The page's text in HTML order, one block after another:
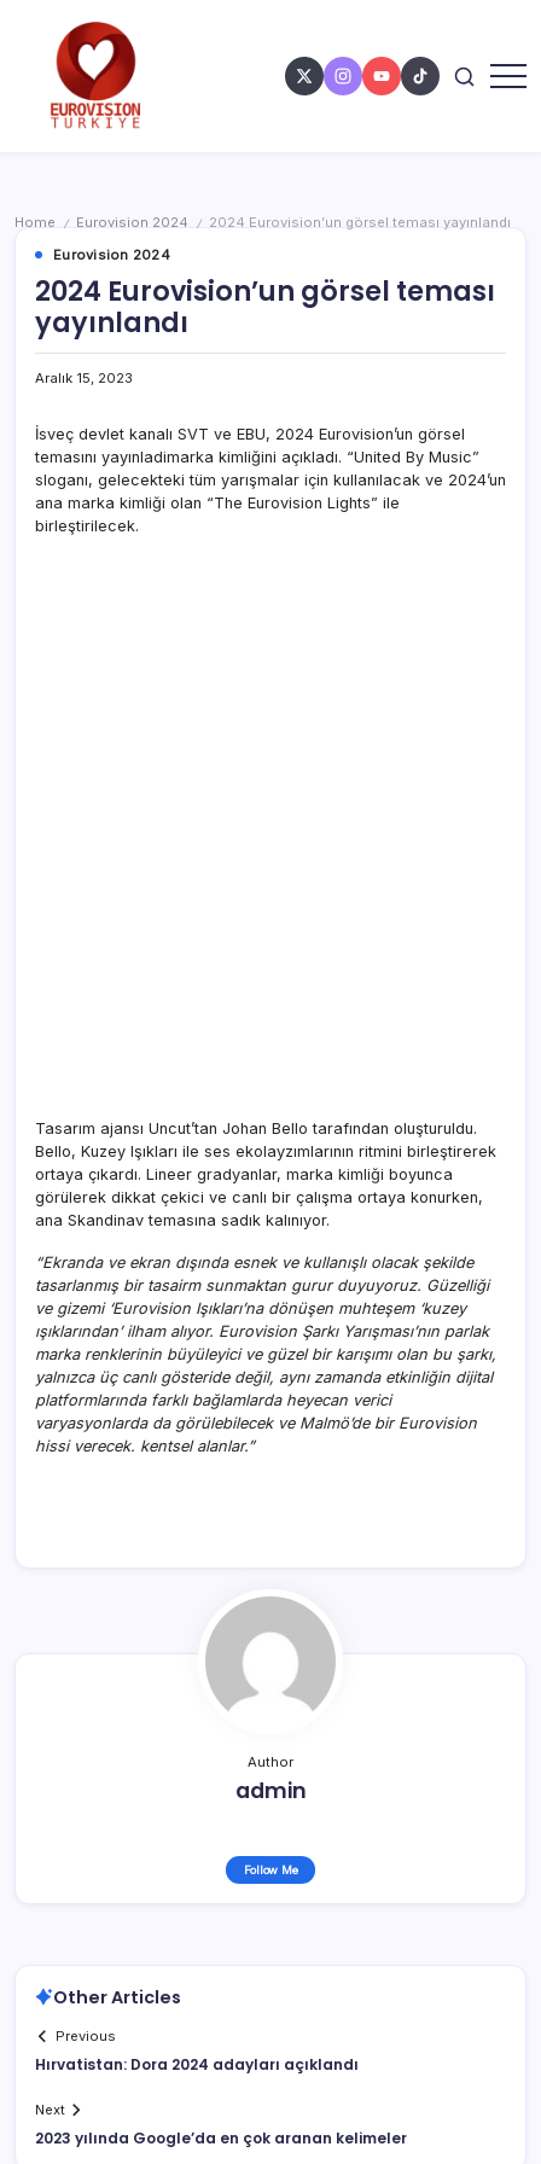
Home / Eurovision 2024 /
2024 Eurovision’un görsel teması yayınlandı
Eurovision 2024
2024 Eurovision’un görsel teması
yayınlandı
Aralık 15, 2023
İsveç devlet kanalı SVT ve EBU, 2024 Eurovision’un görsel
temasını yayınladimarka kimliğini açıkladı. “United By Music”
sloganı, gelecekteki tüm yarışmalar için kullanılacak ve 2024’un
ana marka kimliği olan “The Eurovision Lights” ile
birleştirilecek.
Tasarım ajansı Uncut’tan Johan Bello tarafından oluşturuldu.
Bello, Kuzey Işıkları ile ses ekolayzımlarının ritmini birleştirerek
ortaya çıkardı. Lineer gradyanlar, marka kimliği boyunca
görülerek dikkat çekici ve canlı bir çalışma ortaya konurken,
ana Skandinav temasına sadık kalınıyor.
“Ekranda ve ekran dışında esnek ve kullanışlı olacak şekilde
tasarlanmış bir tasairm sunmaktan gurur duyuyoruz. Güzelliği
ve gizemi ‘Eurovision Işıkları’na dönüşen muhteşem ‘kuzey
ışıklarından’ ilham alıyor. Eurovision Şarkı Yarışması’nın parlak
marka renklerinin büyüleyici ve güzel bir karışımı olan bu şarkı,
yalnızca üç canlı gösteride değil, aynı zamanda etkinliğin dijital
platformlarında farklı bağlamlarda heyecan verici
varyasyonlarda da görülebilecek ve Malmö’de bir Eurovision
hissi verecek. kentsel alanlar.”
Author
admin
Follow Me
Other Articles
Previous
Hırvatistan: Dora 2024 adayları açıklandı
Next
2023 yılında Google’da en çok aranan kelimeler